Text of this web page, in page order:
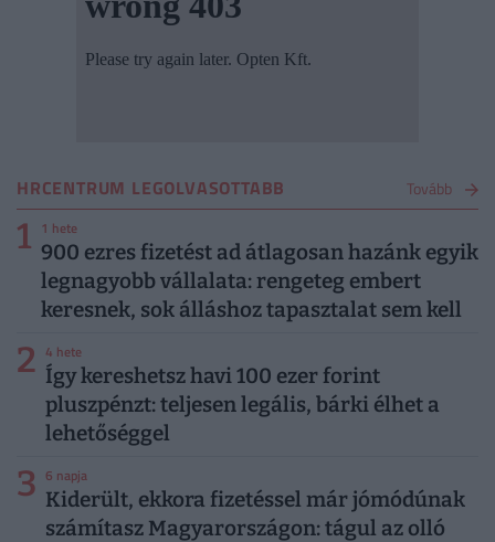
HRCENTRUM LEGOLVASOTTABB Tovább
1 1 hete
900 ezres fizetést ad átlagosan hazánk egyik
legnagyobb vállalata: rengeteg embert
keresnek, sok álláshoz tapasztalat sem kell
2 4 hete
Így kereshetsz havi 100 ezer forint
pluszpénzt: teljesen legális, bárki élhet a
lehetőséggel
3 6 napja
Kiderült, ekkora fizetéssel már jómódúnak
számítasz Magyarországon: tágul az olló